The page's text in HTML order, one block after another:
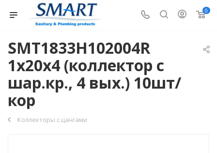
0
SMT1833Н102004R
1х20х4 (коллектор с
шар.кр., 4 вых.) 10шт/
кор
Коллекторы с цангами